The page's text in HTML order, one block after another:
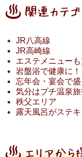
JR八高線
JR高崎線
エステメニュー
岩盤浴で健康に！
忘年会・宴会で
気分はプチ温泉旅
秩父エリア
露天風呂がステキ